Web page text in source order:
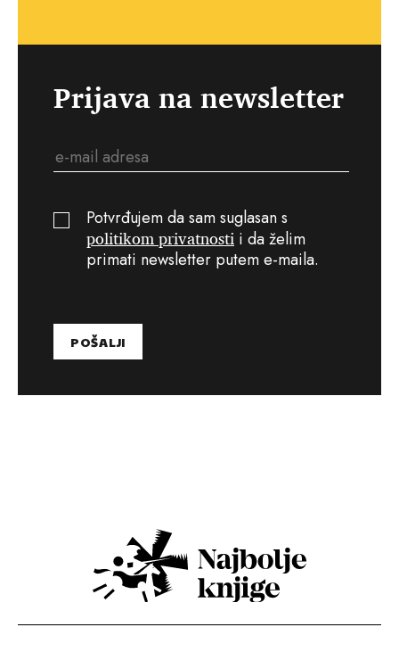
Prijava na newsletter
Potvrđujem da sam suglasan s
politikom privatnosti i da želim
primati newsletter putem e-maila.